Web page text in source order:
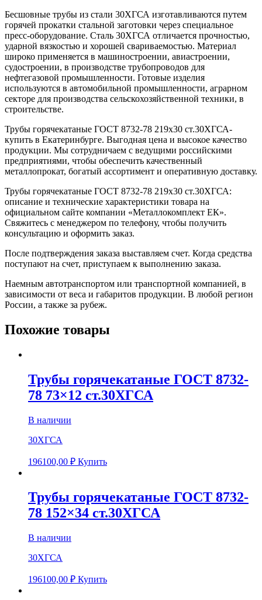
Бесшовные трубы из стали 30ХГСА изготавливаются путем
горячей прокатки стальной заготовки через специальное
пресс-оборудование. Сталь 30ХГСА отличается прочностью,
ударной вязкостью и хорошей свариваемостью. Материал
широко применяется в машиностроении, авиастроении,
судостроении, в производстве трубопроводов для
нефтегазовой промышленности. Готовые изделия
используются в автомобильной промышленности, аграрном
секторе для производства сельскохозяйственной техники, в
строительстве.
Трубы горячекатаные ГОСТ 8732-78 219x30 ст.30ХГСА-
купить в Екатеринбурге. Выгодная цена и высокое качество
продукции. Мы сотрудничаем с ведущими российскими
предприятиями, чтобы обеспечить качественный
металлопрокат, богатый ассортимент и оперативную доставку.
Трубы горячекатаные ГОСТ 8732-78 219x30 ст.30ХГСА:
описание и технические характеристики товара на
официальном сайте компании «Металлокомплект ЕК».
Свяжитесь с менеджером по телефону, чтобы получить
консультацию и оформить заказ.
После подтверждения заказа выставляем счет. Когда средства
поступают на счет, приступаем к выполнению заказа.
Наемным автотранспортом или транспортной компанией, в
зависимости от веса и габаритов продукции. В любой регион
России, а также за рубеж.
Похожие товары
Трубы горячекатаные ГОСТ 8732-
78 73×12 ст.30ХГСА
В наличии
30ХГСА
196100,00 ₽ Купить
Трубы горячекатаные ГОСТ 8732-
78 152×34 ст.30ХГСА
В наличии
30ХГСА
196100,00 ₽ Купить